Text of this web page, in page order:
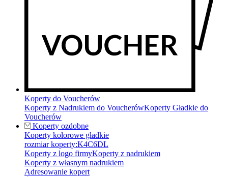
Koperty do Voucherów
Koperty z Nadrukiem do VoucherówKoperty Gładkie do
Voucherów
Koperty ozdobne
Koperty kolorowe gładkie
rozmiar koperty:K4C6DL
Koperty z logo firmyKoperty z nadrukiem
Koperty z własnym nadrukiem
Adresowanie kopert